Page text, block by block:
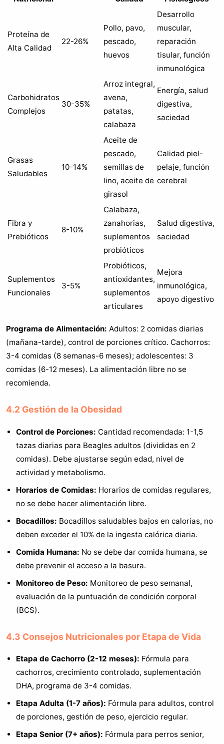
Proteína de
Alta Calidad
22-26%
Pollo, pavo,
pescado,
huevos
Desarrollo
muscular,
reparación
tisular, función
inmunológica
Carbohidratos
Complejos
30-35%
Arroz integral,
avena,
patatas,
calabaza
Energía, salud
digestiva,
saciedad
Grasas
Saludables
10-14%
Aceite de
pescado,
semillas de
lino, aceite de
girasol
Calidad piel-
pelaje, función
cerebral
Fibra y
Prebióticos
8-10%
Calabaza,
zanahorias,
suplementos
probióticos
Salud digestiva,
saciedad
Suplementos
Funcionales
3-5%
Probióticos,
antioxidantes,
suplementos
articulares
Mejora
inmunológica,
apoyo digestivo
Programa de Alimentación: Adultos: 2 comidas diarias
(mañana-tarde), control de porciones crítico. Cachorros:
3-4 comidas (8 semanas-6 meses); adolescentes: 3
comidas (6-12 meses). La alimentación libre no se
recomienda.
4.2 Gestión de la Obesidad
Control de Porciones: Cantidad recomendada: 1-1,5
tazas diarias para Beagles adultos (divididas en 2
comidas). Debe ajustarse según edad, nivel de
actividad y metabolismo.
Horarios de Comidas: Horarios de comidas regulares,
no se debe hacer alimentación libre.
Bocadillos: Bocadillos saludables bajos en calorías, no
deben exceder el 10% de la ingesta calórica diaria.
Comida Humana: No se debe dar comida humana, se
debe prevenir el acceso a la basura.
Monitoreo de Peso: Monitoreo de peso semanal,
evaluación de la puntuación de condición corporal
(BCS).
4.3 Consejos Nutricionales por Etapa de Vida
Etapa de Cachorro (2-12 meses): Fórmula para
cachorros, crecimiento controlado, suplementación
DHA, programa de 3-4 comidas.
Etapa Adulta (1-7 años): Fórmula para adultos, control
de porciones, gestión de peso, ejercicio regular.
Etapa Senior (7+ años): Fórmula para perros senior,